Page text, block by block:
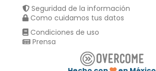
Seguridad de la información
Como cuidamos tus datos
Condiciones de uso
Prensa